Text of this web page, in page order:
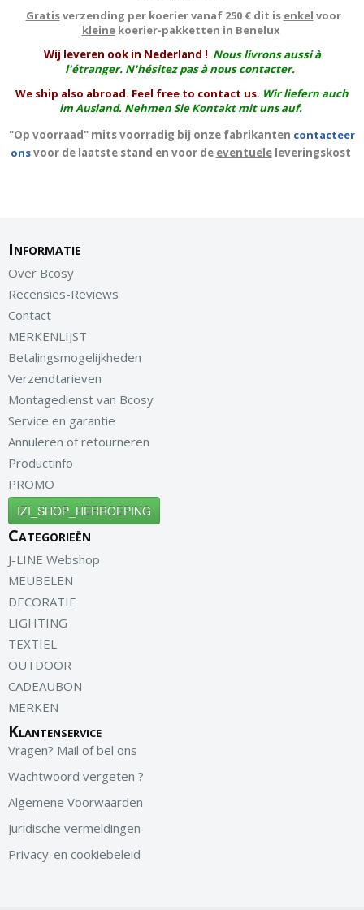
Gratisverzending per koerier vanaf 250 € dit is enkel voor
kleinekoerier-pakketten in Benelux
Wij leveren ook in Nederland ! Nous livrons aussi à
l'étranger. N'hésitez pas à nous contacter.
We ship also abroad. Feel free to contact us. Wir liefern auch
im Ausland. Nehmen Sie Kontakt mit uns auf.
"Op voorraad" mits voorradig bij onze fabrikanten contacteer
onsvoor de laatste stand en voor de eventueleleveringskost
Informatie
Over Bcosy
Recensies-Reviews
Contact
MERKENLIJST
Betalingsmogelijkheden
Verzendtarieven
Montagedienst van Bcosy
Service en garantie
Annuleren of retourneren
Productinfo
PROMO
IZI_SHOP_HERROEPING
Categorieën
J-LINE Webshop
MEUBELEN
DECORATIE
LIGHTING
TEXTIEL
OUTDOOR
CADEAUBON
MERKEN
Klantenservice
Vragen? Mail of bel ons
Wachtwoord vergeten ?
Algemene Voorwaarden
Juridische vermeldingen
Privacy-en cookiebeleid